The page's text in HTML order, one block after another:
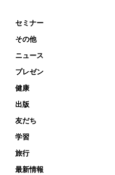
セミナー
その他
ニュース
プレゼン
健康
出版
友だち
学習
旅行
最新情報